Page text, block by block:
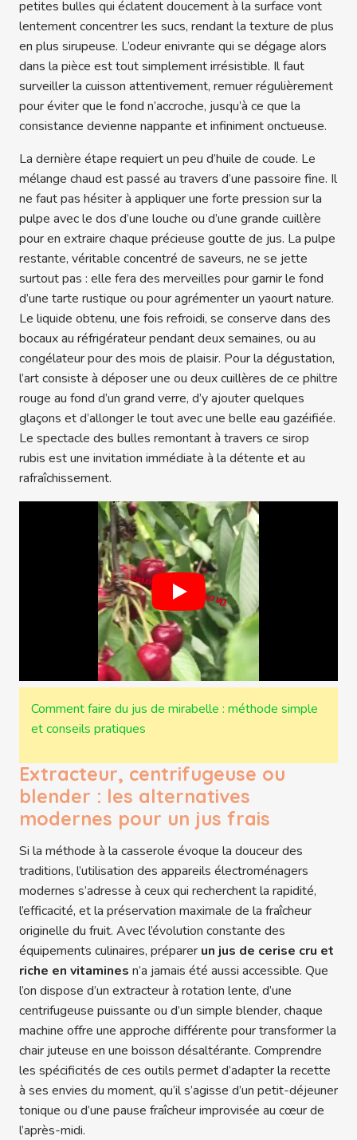
petites bulles qui éclatent doucement à la surface vont
lentement concentrer les sucs, rendant la texture de plus
en plus sirupeuse. L’odeur enivrante qui se dégage alors
dans la pièce est tout simplement irrésistible. Il faut
surveiller la cuisson attentivement, remuer régulièrement
pour éviter que le fond n’accroche, jusqu’à ce que la
consistance devienne nappante et infiniment onctueuse.
La dernière étape requiert un peu d’huile de coude. Le
mélange chaud est passé au travers d’une passoire fine. Il
ne faut pas hésiter à appliquer une forte pression sur la
pulpe avec le dos d’une louche ou d’une grande cuillère
pour en extraire chaque précieuse goutte de jus. La pulpe
restante, véritable concentré de saveurs, ne se jette
surtout pas : elle fera des merveilles pour garnir le fond
d’une tarte rustique ou pour agrémenter un yaourt nature.
Le liquide obtenu, une fois refroidi, se conserve dans des
bocaux au réfrigérateur pendant deux semaines, ou au
congélateur pour des mois de plaisir. Pour la dégustation,
l’art consiste à déposer une ou deux cuillères de ce philtre
rouge au fond d’un grand verre, d’y ajouter quelques
glaçons et d’allonger le tout avec une belle eau gazéifiée.
Le spectacle des bulles remontant à travers ce sirop
rubis est une invitation immédiate à la détente et au
rafraîchissement.
Comment faire du jus de mirabelle : méthode simple
et conseils pratiques
Extracteur, centrifugeuse ou
blender : les alternatives
modernes pour un jus frais
Si la méthode à la casserole évoque la douceur des
traditions, l’utilisation des appareils électroménagers
modernes s’adresse à ceux qui recherchent la rapidité,
l’efficacité, et la préservation maximale de la fraîcheur
originelle du fruit. Avec l’évolution constante des
équipements culinaires, préparer un jus de cerise cru et
riche en vitamines n’a jamais été aussi accessible. Que
l’on dispose d’un extracteur à rotation lente, d’une
centrifugeuse puissante ou d’un simple blender, chaque
machine offre une approche différente pour transformer la
chair juteuse en une boisson désaltérante. Comprendre
les spécificités de ces outils permet d’adapter la recette
à ses envies du moment, qu’il s’agisse d’un petit-déjeuner
tonique ou d’une pause fraîcheur improvisée au cœur de
l’après-midi.